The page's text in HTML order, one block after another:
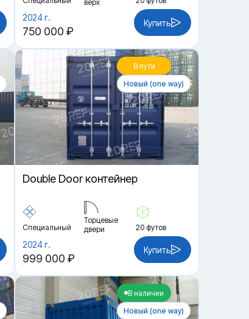
верх
2024 г.
750 000 ₽
Купить
В пути
Новый (one way)
Double Door контейнер
Специальный
Торцевые
двери
20 футов
2024 г.
999 000 ₽
Купить
В наличии
Новый (one way)